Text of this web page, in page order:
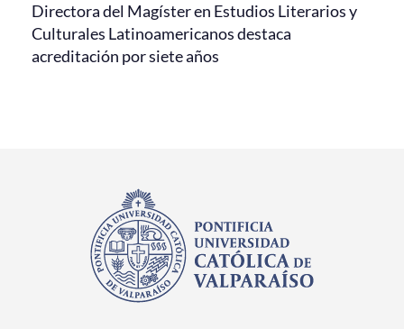
Directora del Magíster en Estudios Literarios y
Culturales Latinoamericanos destaca
acreditación por siete años